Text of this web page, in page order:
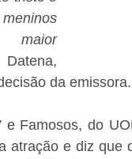
da emissora.
e Famosos, do
atração e diz que